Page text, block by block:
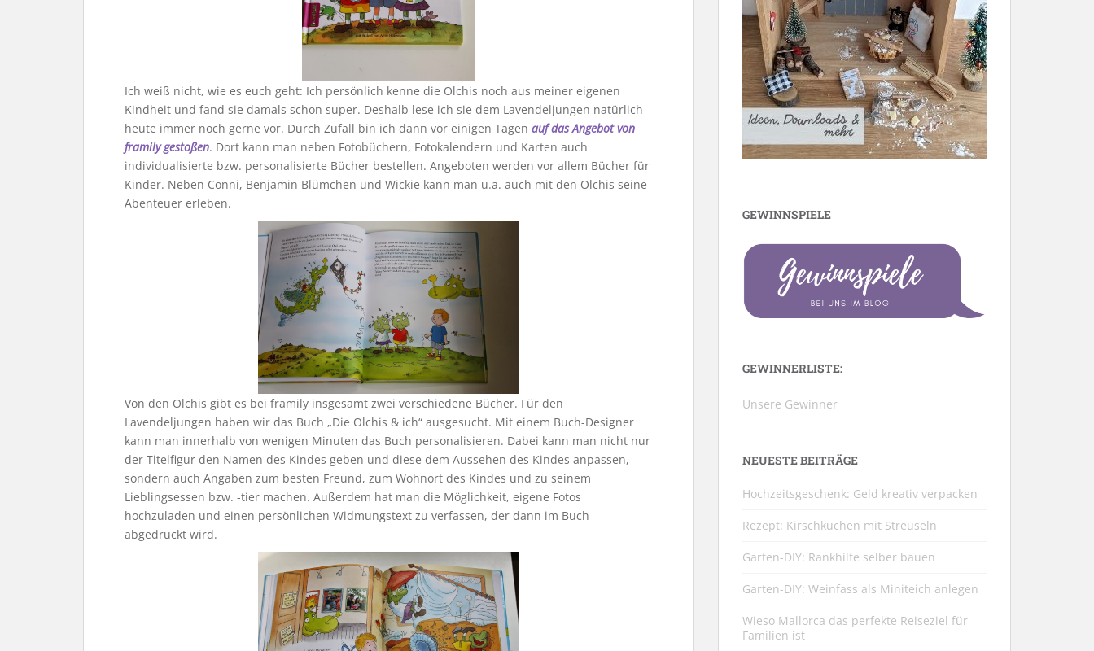
Ich weiß nicht, wie es euch geht: Ich persönlich kenne die Olchis noch aus meiner eigenen
Kindheit und fand sie damals schon super. Deshalb lese ich sie dem Lavendeljungen natürlich
heute immer noch gerne vor. Durch Zufall bin ich dann vor einigen Tagen auf das Angebot von
framily gestoßen. Dort kann man neben Fotobüchern, Fotokalendern und Karten auch
individualisierte bzw. personalisierte Bücher bestellen. Angeboten werden vor allem Bücher für
Kinder. Neben Conni, Benjamin Blümchen und Wickie kann man u.a. auch mit den Olchis seine
Abenteuer erleben.
Von den Olchis gibt es bei framily insgesamt zwei verschiedene Bücher. Für den
Lavendeljungen haben wir das Buch „Die Olchis & ich“ ausgesucht. Mit einem Buch-Designer
kann man innerhalb von wenigen Minuten das Buch personalisieren. Dabei kann man nicht nur
der Titelfigur den Namen des Kindes geben und diese dem Aussehen des Kindes anpassen,
sondern auch Angaben zum besten Freund, zum Wohnort des Kindes und zu seinem
Lieblingsessen bzw. -tier machen. Außerdem hat man die Möglichkeit, eigene Fotos
hochzuladen und einen persönlichen Widmungstext zu verfassen, der dann im Buch
abgedruckt wird.
GEWINNSPIELE
GEWINNERLISTE:
Unsere Gewinner
NEUESTE BEITRÄGE
Hochzeitsgeschenk: Geld kreativ verpacken
Rezept: Kirschkuchen mit Streuseln
Garten-DIY: Rankhilfe selber bauen
Garten-DIY: Weinfass als Miniteich anlegen
Wieso Mallorca das perfekte Reiseziel für
Familien ist